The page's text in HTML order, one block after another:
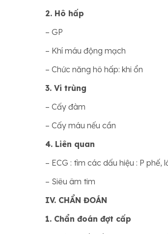
2. Hô hấp
– GP
– Khí máu động mạch
– Chức năng hô hấp: khi ổn
3. Vi trùng
– Cấy đàm
– Cấy máu nếu cần
4. Liên quan
– ECG : tìm các dấu hiệu : P phế,
– Siêu âm tim
IV. CHẨN ĐOÁN
1. Chẩn đoán đợt cấp